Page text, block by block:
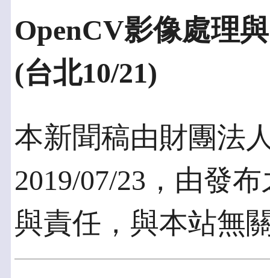
OpenCV影像處理
(台北10/21)
本新聞稿由財團法
2019/07/23，由發
與責任，與本站無